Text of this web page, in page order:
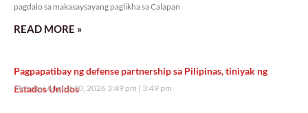
pagdalo sa makasaysayang paglikha sa Calapan
READ MORE »
Pagpapatibay ng defense partnership sa Pilipinas, tiniyak ng
Estados Unidos
Monday, August 10, 2026 3:49 pm 3:49 pm